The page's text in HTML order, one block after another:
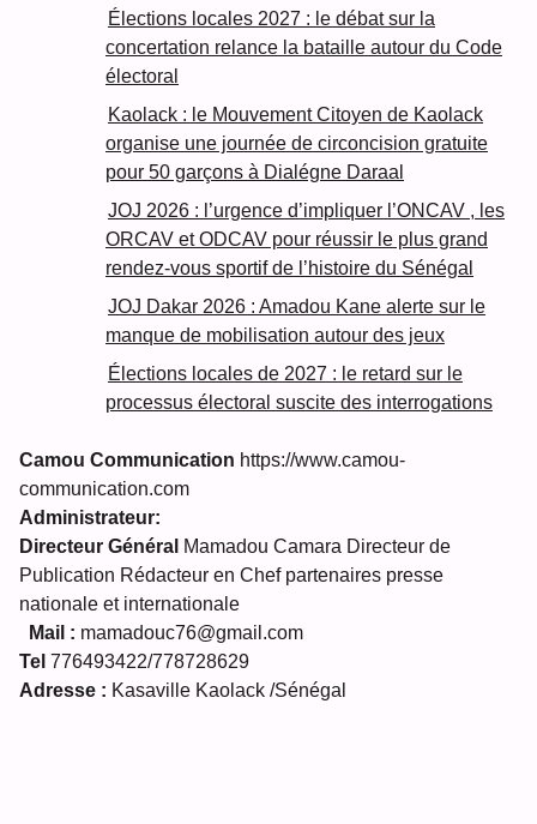
Élections locales 2027 : le débat sur la
concertation relance la bataille autour du Code
électoral
Kaolack : le Mouvement Citoyen de Kaolack
organise une journée de circoncision gratuite
pour 50 garçons à Dialégne Daraal
JOJ 2026 : l’urgence d’impliquer l’ONCAV , les
ORCAV et ODCAV pour réussir le plus grand
rendez-vous sportif de l’histoire du Sénégal
JOJ Dakar 2026 : Amadou Kane alerte sur le
manque de mobilisation autour des jeux
Élections locales de 2027 : le retard sur le
processus électoral suscite des interrogations
Camou Communication https://www.camou-
communication.com
Administrateur:
Directeur Général Mamadou Camara Directeur de
Publication Rédacteur en Chef partenaires presse
nationale et internationale
Mail : mamadouc76@gmail.com
Tel 776493422/778728629
Adresse : Kasaville Kaolack /Sénégal